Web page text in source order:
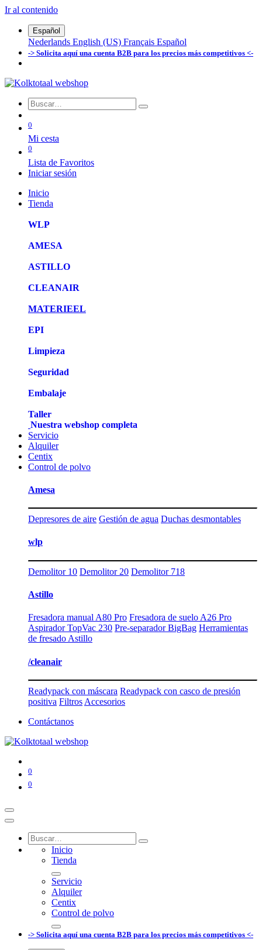
Ir al contenido
Español
Nederlands English (US) Français Español
-> Solicita aquí una cuenta B2B para los precios más competitivos <-
0
Mi cesta
0
Lista de Favoritos
Iniciar sesión
Inicio
Tienda
WLP
AMESA
ASTILLO
CLEANAIR
MATERIEEL
EPI
Limpieza
Seguridad
Embalaje
Taller
Nuestra webshop completa
Servicio
Alquiler
Centix
Control de polvo
Amesa
Depresores de aire Gestión de agua Duchas desmontables
wlp
Demolitor 10 Demolitor 20 Demolitor 718
Astillo
Fresadora manual A80 Pro Fresadora de suelo A26 Pro
Aspirador TopVac 230 Pre-separador BigBag Herramientas
de fresado Astillo
/cleanair
Readypack con máscara Readypack con casco de presión
positiva Filtros Accesorios
Contáctanos
0
0
Inicio
Tienda
Servicio
Alquiler
Centix
Control de polvo
-> Solicita aquí una cuenta B2B para los precios más competitivos <-